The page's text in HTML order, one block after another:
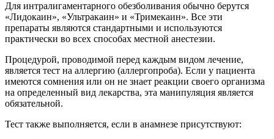
Для интралигаментарного обезболивания обычно берутся
«Лидокаин», «Ультракаин» и «Тримекаин». Все эти
препараты являются стандартными и используются
практически во всех способах местной анестезии.
Процедурой, проводимой перед каждым видом лечение,
является тест на аллергию (аллергопроба). Если у пациента
имеются сомнения или он не знает реакции своего организма
на определенный вид лекарства, эта манипуляция является
обязательной.
Тест также выполняется, если в анамнезе присутствуют: